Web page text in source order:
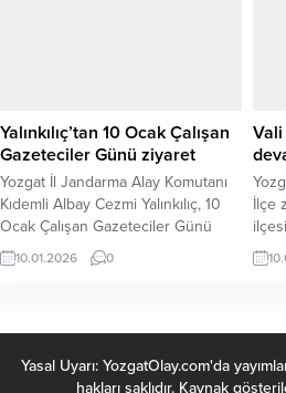
kan stoklarındaki azalma nedeniyle
gerçekleştirilen kampanya büyük
bir anlam taşıdı. Kan bağışının...
ve
Yalınkılıç’tan 10 Ocak Çalışan
Gazeteciler Günü ziyaret
Yozgat İl Jandarma Alay Komutanı
Kıdemli Albay Cezmi Yalınkılıç, 10
Ocak Çalışan Gazeteciler Günü
dolayısıyla Yozgat Gazeteciler
Cemiyeti’ni (YGC) ziyaret ederek
Yalınkılıç, beraberinde Jandarma
Albay Güney Yücedağ ve
Jandarma Başçavuş Kenan Kambur
10.01.2026 0
İlçe
ve
Yasal Uyarı: YozgatOlay.com'da
hakları saklıdır. Kaynak